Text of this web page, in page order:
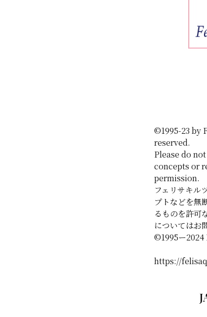
©1995-23 by
reserved.
Please do
concepts or
permission.
フェリサキル
プトなどを無
るものを許可
についてはお
©️1995ー2024
https://